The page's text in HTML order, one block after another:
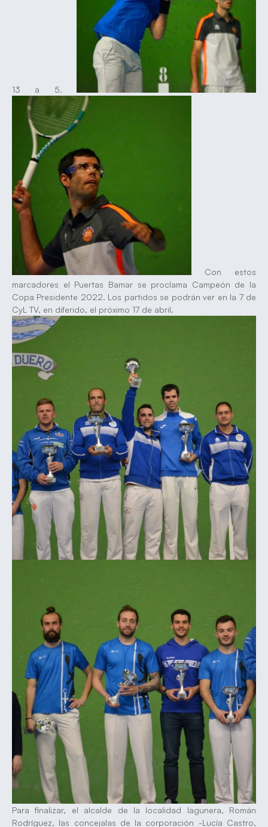
13 a 5.
Con estos
marcadores el Puertas Bamar se proclama Campeón de la
Copa Presidente 2022. Los partidos se podrán ver en la 7 de
CyL TV, en diferido, el próximo 17 de abril.
Para finalizar, el alcalde de la localidad lagunera, Román
Rodríguez, las concejalas de la corporación -Lucía Castro,